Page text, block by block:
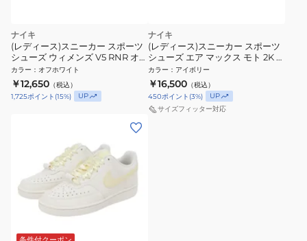
ナイキ
(レディース)スニーカー スポーツ
シューズ ウィメンズ V5 RNR オフ
ホワイト HQ7901-104 スポーツ
カジュアル シューズ
カラー ： オフホワイト
￥12,650 （税込）
1,725ポイント (15%) UP
ナイキ
(レディース)スニーカー スポーツ
シューズ エア マックス モト 2K ア
イボリー HQ2056-108 スポーツ
カジュアル シューズ
カラー ： アイボリー
￥16,500 （税込）
450ポイント (3%)
UP
サイズフィッター対応